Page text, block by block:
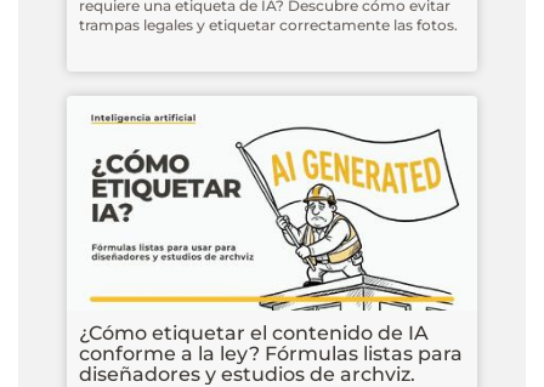
requiere una etiqueta de IA? Descubre cómo evitar
trampas legales y etiquetar correctamente las fotos.
¿Cómo etiquetar el contenido de IA
conforme a la ley? Fórmulas listas para
diseñadores y estudios de archviz.